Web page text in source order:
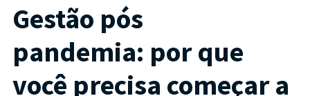
Gestão pós
pandemia: por que
você precisa começar a